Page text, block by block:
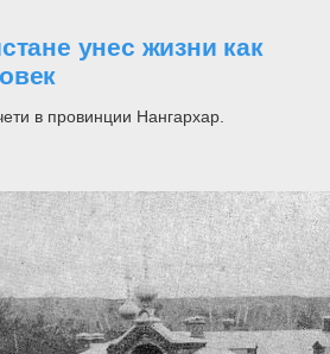
унес жизни как
в провинции Нангархар.